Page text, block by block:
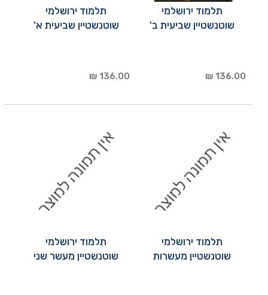
תלמוד ירושלמי
שוטנשטיין שביעית ב'
136.00 ₪
תלמוד ירושלמי
שוטנשטיין שביעית א'
136.00 ₪
תלמוד ירושלמי
שוטנשטיין מעשרות
תלמוד ירושלמי
שוטנשטיין מעשר שני